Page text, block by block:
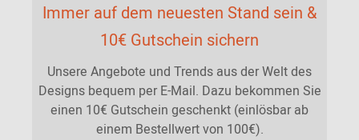
Immer auf dem neuesten Stand sein &
10€ Gutschein sichern
Unsere Angebote und Trends aus der Welt des
Designs bequem per E-Mail. Dazu bekommen Sie
einen 10€ Gutschein geschenkt (einlösbar ab
einem Bestellwert von 100€).